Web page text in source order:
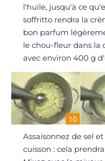
l'huile, jusqu'à ce
soffritto rendra la
bon parfum
le chou-fleur dans la
avec environ 400 g
Assaisonnez de sel
cuisson : cela